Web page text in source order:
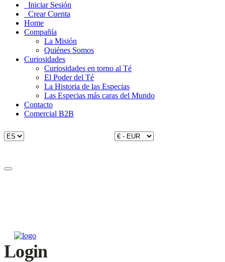
Iniciar Sesión
Crear Cuenta
Home
Compañía
La Misión
Quiénes Somos
Curiosidades
Curiosidades en torno al Té
El Poder del Té
La Historia de las Especias
Las Especias más caras del Mundo
Contacto
Comercial B2B
Login